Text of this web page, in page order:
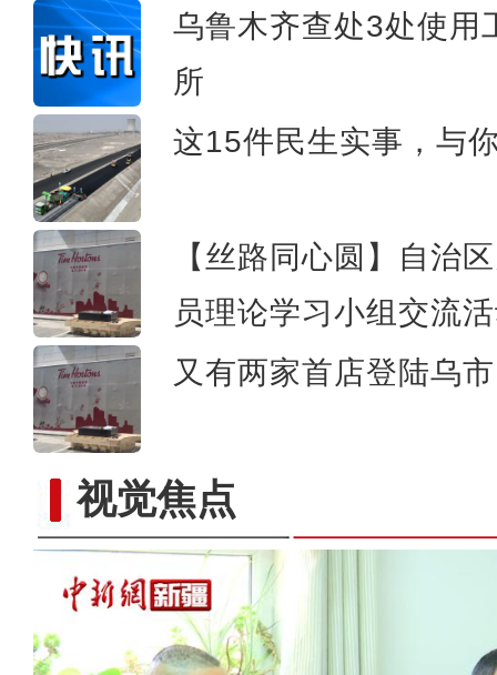
乌鲁木齐查处3处使用
所
这15件民生实事，与
【丝路同心圆】自治
员理论学习小组交流
又有两家首店登陆乌
视觉焦点